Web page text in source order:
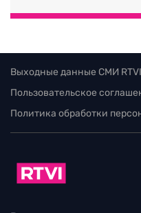
Выходные данные СМИ RTVI
Пользовательское
Политика обработки